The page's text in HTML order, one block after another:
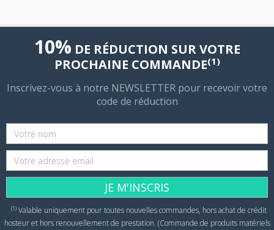
10% DE RÉDUCTION SUR VOTRE
PROCHAINE COMMANDE(1)
Inscrivez-vous à notre NEWSLETTER pour recevoir votre
code de réduction
JE M'INSCRIS
(1)Valable uniquement pour toutes nouvelles commandes, hors achat de crédit
hosteur et hors renouvellement de prestation. (Commande de produits matériels